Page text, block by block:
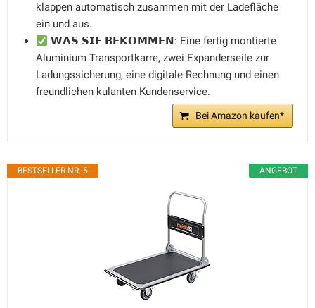
klappen automatisch zusammen mit der Ladefläche
ein und aus.
𝗪𝗔𝗦 𝗦𝗜𝗘 𝗕𝗘𝗞𝗢𝗠𝗠𝗘𝗡: Eine fertig montierte
Aluminium Transportkarre, zwei Expanderseile zur
Ladungssicherung, eine digitale Rechnung und einen
freundlichen kulanten Kundenservice.
Bei Amazon kaufen*
ANGEBOT
BESTSELLER NR. 5